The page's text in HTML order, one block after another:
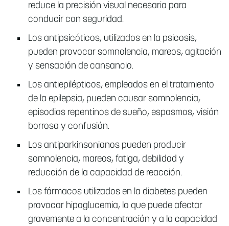
reduce la precisión visual necesaria para
conducir con seguridad.
Los antipsicóticos, utilizados en la psicosis,
pueden provocar somnolencia, mareos, agitación
y sensación de cansancio.
Los antiepilépticos, empleados en el tratamiento
de la epilepsia, pueden causar somnolencia,
episodios repentinos de sueño, espasmos, visión
borrosa y confusión.
Los antiparkinsonianos pueden producir
somnolencia, mareos, fatiga, debilidad y
reducción de la capacidad de reacción.
Los fármacos utilizados en la diabetes pueden
provocar hipoglucemia, lo que puede afectar
gravemente a la concentración y a la capacidad